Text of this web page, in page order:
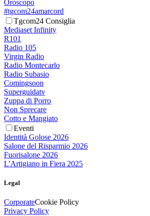
Oroscopo
#tgcom24amarcord
Tgcom24 Consiglia
Mediaset Infinity
R101
Radio 105
Virgin Radio
Radio Montecarlo
Radio Subasio
Comingsoon
Superguidatv
Zuppa di Porro
Non Sprecare
Cotto e Mangiato
Eventi
Identità Golose 2026
Salone del Risparmio 2026
Fuorisalone 2026
L'Artigiano in Fiera 2025
Legal
CorporateCookie Policy
Privacy Policy